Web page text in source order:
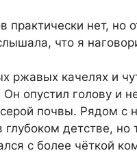
практически нет, но
что я
ржавых качелях и
Он опустил голову и
почвы. Рядом с
детстве,
с более чёткой